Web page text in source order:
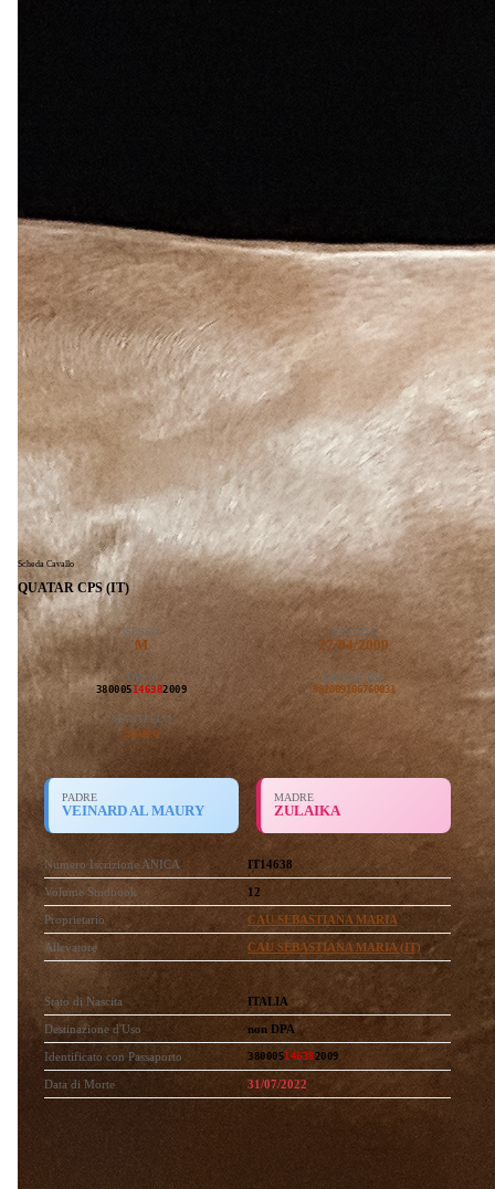
Scheda Cavallo
QUATAR CPS (IT)
SESSO
M
NASCITA
27/04/2009
UELN
380005 146382009
MICROCHIP
982009106760031
MANTELLO
Sauro
PADRE
VEINARD AL MAURY
MADRE
ZULAIKA
Numero Iscrizione ANICA IT14638
Volume Studbook 12
Proprietario CAU SEBASTIANA MARIA
Allevatore CAU SEBASTIANA MARIA (IT)
Stato di Nascita ITALIA
Destinazione d'Uso non DPA
Identificato con Passaporto 380005146382009
Data di Morte 31/07/2022